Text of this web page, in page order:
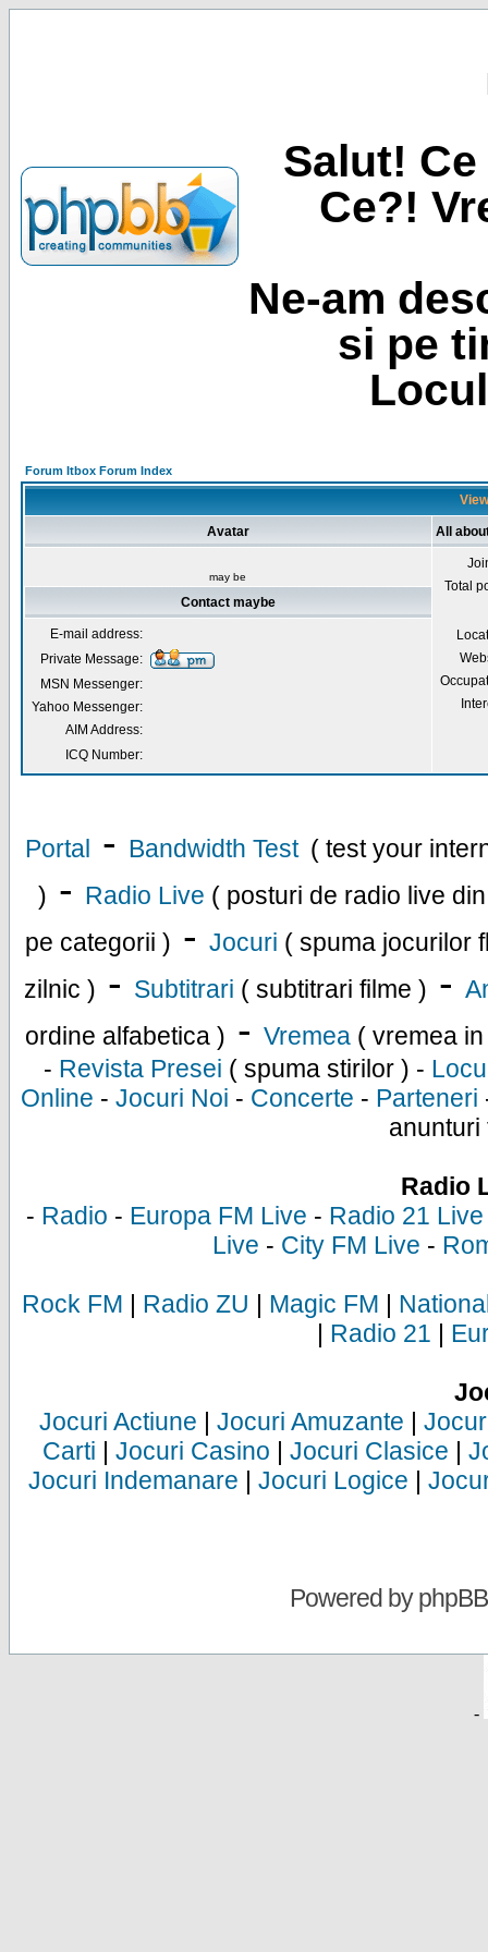
Salut!
Ce?!
Ne-am
si pe
Forum Itbox Forum Index
Avatar All
may be
Total
Contact maybe
E-mail address:
Private Message:
MSN Messenger:
Yahoo Messenger:
AIM Address:
ICQ Number:
Portal - Bandwidth Test ( test your
) - Radio Live ( posturi de radio live
pe categorii ) - Jocuri ( spuma jocurilor
zilnic ) - Subtitrari ( subtitrari filme ) -
ordine alfabetica ) - Vremea ( vremea
- Revista Presei ( spuma stirilor ) -
Online - Jocuri Noi - Concerte - Parteneri
anunturi
Radio
- Radio - Europa FM Live - Radio 21 Live
Live - City FM Live -
Rock FM | Radio ZU | Magic FM |
| Radio 21 |
Jocuri Actiune | Jocuri Amuzante |
Carti | Jocuri Casino | Jocuri Clasice |
Jocuri Indemanare | Jocuri Logice |
Powered byphpBB
-